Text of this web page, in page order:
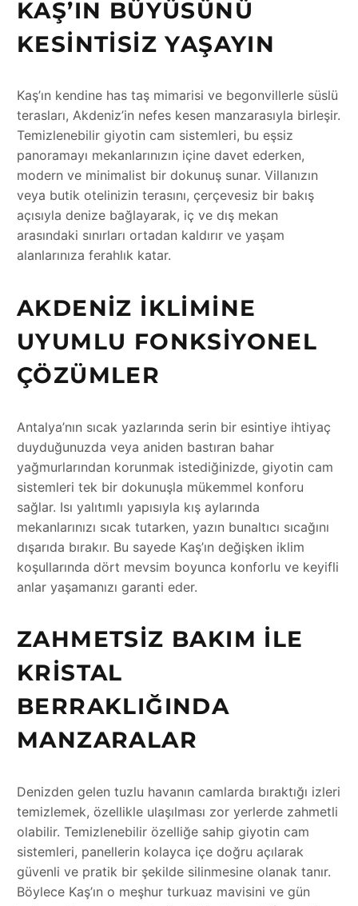
KAŞ’IN BÜYÜSÜNÜ
KESINTISIZ YAŞAYIN
Kaş’ın kendine has taş mimarisi ve begonvillerle süslü
terasları, Akdeniz’in nefes kesen manzarasıyla birleşir.
Temizlenebilir giyotin cam sistemleri, bu eşsiz
panoramayı mekanlarınızın içine davet ederken,
modern ve minimalist bir dokunuş sunar. Villanızın
veya butik otelinizin terasını, çerçevesiz bir bakış
açısıyla denize bağlayarak, iç ve dış mekan
arasındaki sınırları ortadan kaldırır ve yaşam
alanlarınıza ferahlık katar.
AKDENIZ İKLIMINE
UYUMLU FONKSIYONEL
ÇÖZÜMLER
Antalya’nın sıcak yazlarında serin bir esintiye ihtiyaç
duyduğunuzda veya aniden bastıran bahar
yağmurlarından korunmak istediğinizde, giyotin cam
sistemleri tek bir dokunuşla mükemmel konforu
sağlar. Isı yalıtımlı yapısıyla kış aylarında
mekanlarınızı sıcak tutarken, yazın bunaltıcı sıcağını
dışarıda bırakır. Bu sayede Kaş’ın değişken iklim
koşullarında dört mevsim boyunca konforlu ve keyifli
anlar yaşamanızı garanti eder.
ZAHMETSIZ BAKIM ILE
KRISTAL
BERRAKLIĞINDA
MANZARALAR
Denizden gelen tuzlu havanın camlarda bıraktığı izleri
temizlemek, özellikle ulaşılması zor yerlerde zahmetli
olabilir. Temizlenebilir özelliğe sahip giyotin cam
sistemleri, panellerin kolayca içe doğru açılarak
güvenli ve pratik bir şekilde silinmesine olanak tanır.
Böylece Kaş’ın o meşhur turkuaz mavisini ve gün